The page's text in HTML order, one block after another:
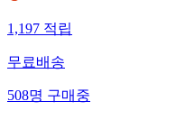
1,197적립
무료배송
508명구매중